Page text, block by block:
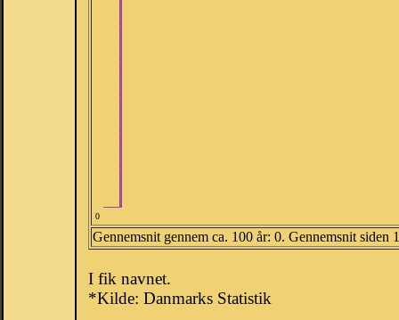
0
Gennemsnit gennem ca. 100 år: 0. Gennemsnit siden
I fik navnet.
*Kilde: Danmarks Statistik